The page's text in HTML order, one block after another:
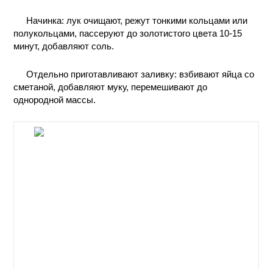
Начинка: лук очищают, режут тонкими кольцами или
полукольцами, пассеруют до золотистого цвета 10-15
минут, добавляют соль.
Отдельно приготавливают заливку: взбивают яйца со
сметаной, добавляют муку, перемешивают до
однородной массы.